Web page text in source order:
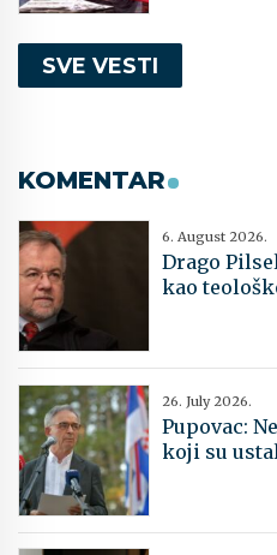
SVE VESTI
KOMENTAR
6. August 2026.
Drago
kao
26. July 2026.
Pupovac:
koji su